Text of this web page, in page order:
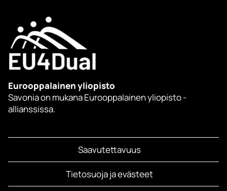
Eurooppalainen yliopisto
Savonia on mukana Eurooppalainen yliopisto -
allianssissa.
Saavutettavuus
Tietosuoja ja evästeet